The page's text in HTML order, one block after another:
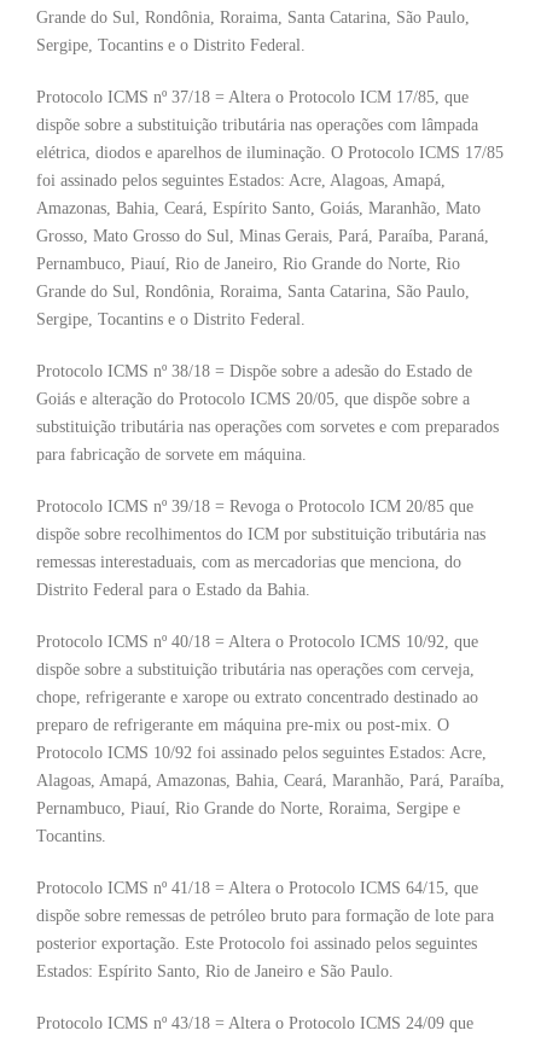
Grande do Sul, Rondônia, Roraima, Santa Catarina, São Paulo,
Sergipe, Tocantins e o Distrito Federal.
Protocolo ICMS nº 37/18 = Altera o Protocolo ICM 17/85, que
dispõe sobre a substituição tributária nas operações com lâmpada
elétrica, diodos e aparelhos de iluminação. O Protocolo ICMS 17/85
foi assinado pelos seguintes Estados: Acre, Alagoas, Amapá,
Amazonas, Bahia, Ceará, Espírito Santo, Goiás, Maranhão, Mato
Grosso, Mato Grosso do Sul, Minas Gerais, Pará, Paraíba, Paraná,
Pernambuco, Piauí, Rio de Janeiro, Rio Grande do Norte, Rio
Grande do Sul, Rondônia, Roraima, Santa Catarina, São Paulo,
Sergipe, Tocantins e o Distrito Federal.
Protocolo ICMS nº 38/18 = Dispõe sobre a adesão do Estado de
Goiás e alteração do Protocolo ICMS 20/05, que dispõe sobre a
substituição tributária nas operações com sorvetes e com preparados
para fabricação de sorvete em máquina.
Protocolo ICMS nº 39/18 = Revoga o Protocolo ICM 20/85 que
dispõe sobre recolhimentos do ICM por substituição tributária nas
remessas interestaduais, com as mercadorias que menciona, do
Distrito Federal para o Estado da Bahia.
Protocolo ICMS nº 40/18 = Altera o Protocolo ICMS 10/92, que
dispõe sobre a substituição tributária nas operações com cerveja,
chope, refrigerante e xarope ou extrato concentrado destinado ao
preparo de refrigerante em máquina pre-mix ou post-mix. O
Protocolo ICMS 10/92 foi assinado pelos seguintes Estados: Acre,
Alagoas, Amapá, Amazonas, Bahia, Ceará, Maranhão, Pará, Paraíba,
Pernambuco, Piauí, Rio Grande do Norte, Roraima, Sergipe e
Tocantins.
Protocolo ICMS nº 41/18 = Altera o Protocolo ICMS 64/15, que
dispõe sobre remessas de petróleo bruto para formação de lote para
posterior exportação. Este Protocolo foi assinado pelos seguintes
Estados: Espírito Santo, Rio de Janeiro e São Paulo.
Protocolo ICMS nº 43/18 = Altera o Protocolo ICMS 24/09 que